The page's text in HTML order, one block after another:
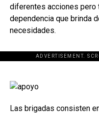
diferentes acciones pero
dependencia que brinda
necesidades.
ADVERTISEMENT.
Las brigadas consisten